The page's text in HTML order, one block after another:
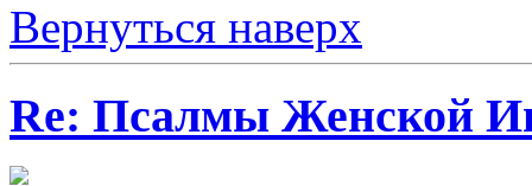
Вернуться наверх
Re: Псалмы Женской